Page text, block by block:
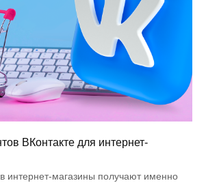
ВКонтакте для интернет-
интернет-магазины получают именно